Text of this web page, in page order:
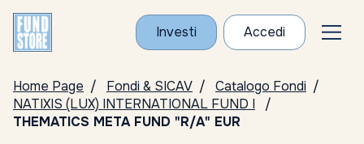
Investi Accedi
Home Page Fondi & SICAV
Catalogo Fondi
NATIXIS (LUX) INTERNATIONAL FUND I
THEMATICS META FUND "R/A" EUR